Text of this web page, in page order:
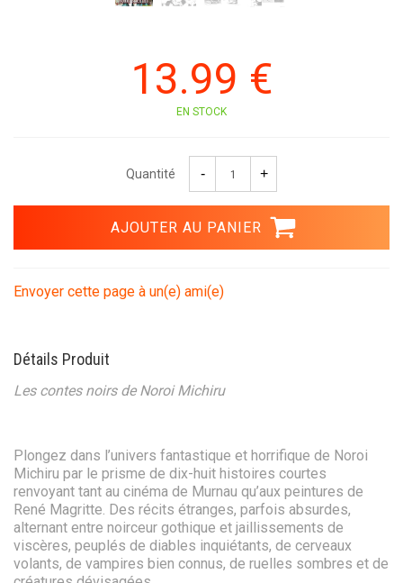
13.99 €
EN STOCK
Quantité
Envoyer cette page à un(e) ami(e)
Détails Produit
Les contes noirs de Noroi Michiru
Plongez dans l’univers fantastique et horrifique de Noroi
Michiru par le prisme de dix-huit histoires courtes
renvoyant tant au cinéma de Murnau qu’aux peintures de
René Magritte. Des récits étranges, parfois absurdes,
alternant entre noirceur gothique et jaillissements de
viscères, peuplés de diables inquiétants, de cerveaux
volants, de vampires bien connus, de ruelles sombres et de